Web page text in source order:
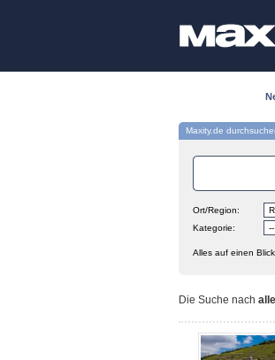
Maxity.de
Ort/Region:
Kategorie:
Alles auf einen
Die Suche nach